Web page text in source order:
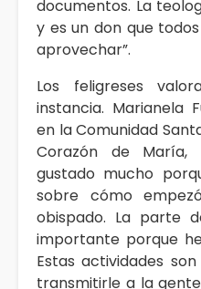
documentos. La
y es un don que
aprovechar”.
Los feligreses
instancia. Marianela
en la Comunidad
Corazón de María,
gustado mucho
sobre cómo
obispado. La parte
importante porque
Estas actividades
transmitirle a la